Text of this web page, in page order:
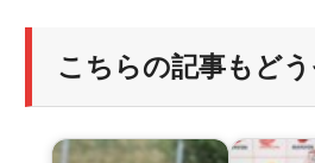
こちらの記事もど